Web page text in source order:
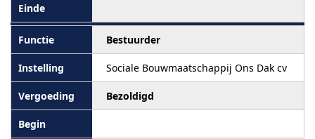
Bestuurder
Sociale Bouwmaatschappij Ons Dak cv
Bezoldigd